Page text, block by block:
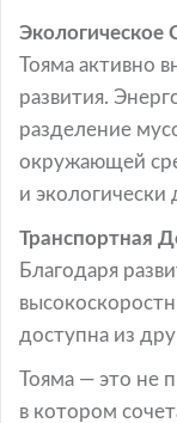
Экологическое
Тояма активно
развития.
разделение
окружающей
и
Транспортная
Благодаря
доступна из
Тояма — это не
в котором